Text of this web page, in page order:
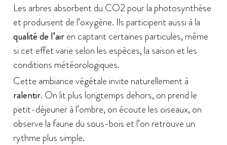
Les arbres absorbent du CO2 pour la photosynthèse
et produisent de l’oxygène. Ils participent aussi à la
qualité de l’airen captant certaines particules, même
si cet effet varie selon les espèces, la saison et les
conditions météorologiques.
Cette ambiance végétale invite naturellement à
ralentir. On lit plus longtemps dehors, on prend le
petit-déjeuner à l’ombre, on écoute les oiseaux, on
observe la faune du sous-bois et l’on retrouve un
rythme plus simple.